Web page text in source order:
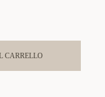
CARRELLO